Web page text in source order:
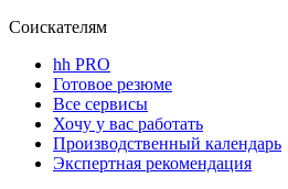
Соискателям
hh PRO
Готовое резюме
Все сервисы
Хочу у вас работать
Производственный календарь
Экспертная рекомендация